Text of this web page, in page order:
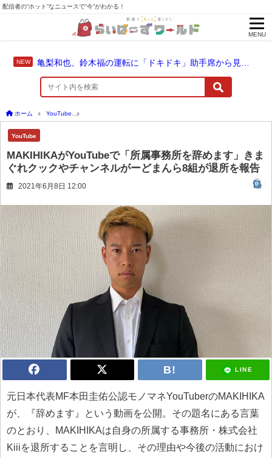
配信者の“ホット”なニュースで“今”がわかる！
MENU
ホーム YouTube
YouTube
MAKIHIKAがYouTubeで「所属事務所を辞めます」きま
ぐれクックやチャンネルがーどまんら8組が退所を報告
2021年6月8日 12:00
LINE
元日本代表MF本田圭佑公認モノマネYouTuberのMAKIHIKA
が、『辞めます』という動画を公開。その題名にある言葉
のとおり、MAKIHIKAは自身の所属する事務所・株式会社
Kiiiを退所することを言明し、その理由や今後の活動におけ